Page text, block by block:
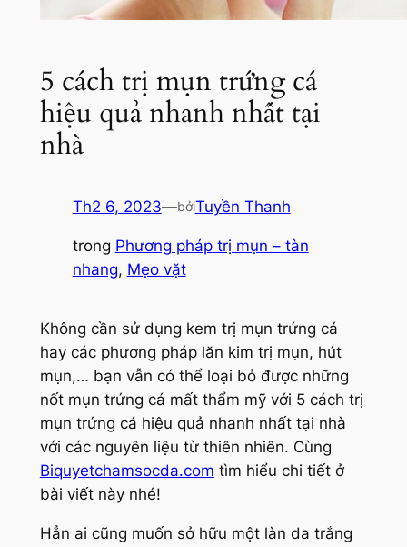
5 cách trị mụn trứng cá
hiệu quả nhanh nhất tại
nhà
Th2 6, 2023—bởiTuyền Thanh
trong Phương pháp trị mụn – tàn
nhang, Mẹo vặt
Không cần sử dụng kem trị mụn trứng cá
hay các phương pháp lăn kim trị mụn, hút
mụn,… bạn vẫn có thể loại bỏ được những
nốt mụn trứng cá mất thẩm mỹ với 5 cách trị
mụn trứng cá hiệu quả nhanh nhất tại nhà
với các nguyên liệu từ thiên nhiên. Cùng
Biquyetchamsocda.com tìm hiểu chi tiết ở
bài viết này nhé!
Hẳn ai cũng muốn sở hữu một làn da trắng